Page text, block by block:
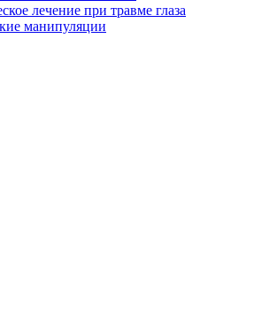
лечение при травме глаза
манипуляции